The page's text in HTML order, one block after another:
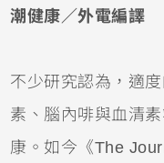
潮健康／外電編譯
不少研究認為，適
素、腦內啡與血清
康。如今《The